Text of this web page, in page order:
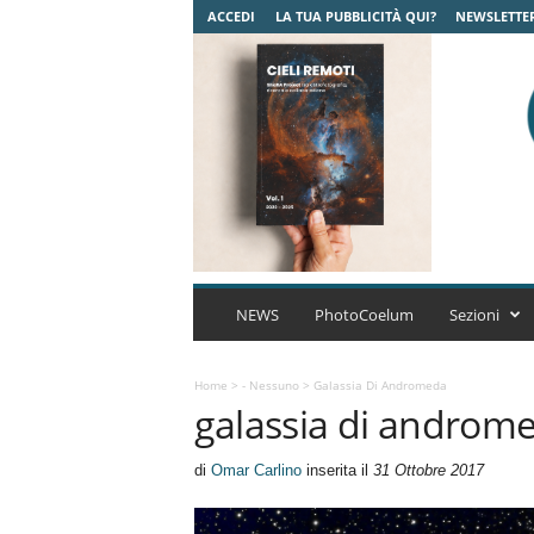
ACCEDI LA TUA PUBBLICITÀ QUI?
C
u
m
A
r
NEWS PhotoCoelum Sezioni
Home > - Nessuno> Galassia Di Andromeda
galassia di
di Omar Carlinoinserita il 31 Ottobre 2017